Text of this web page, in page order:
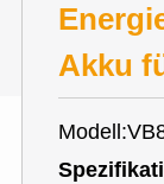
Akku